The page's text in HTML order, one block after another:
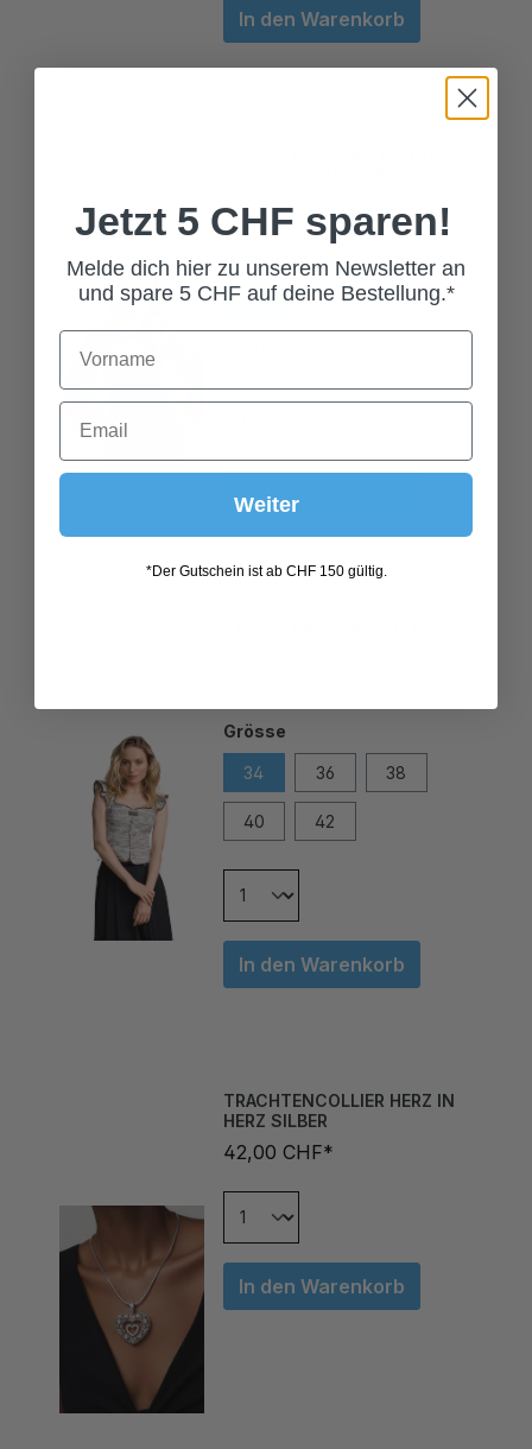
Grösse
34 36 38
In den Warenkorb
Grösse
40 42
In den Warenkorb
HERZ SILBER
42,00 CHF*
In den Warenkorb
Jetzt 5 CHF sparen!
Melde dich hier zu unserem Newsletter an
und spare 5 CHF auf deine Bestellung.*
Weiter
*Der Gutschein ist ab CHF 150 gültig.